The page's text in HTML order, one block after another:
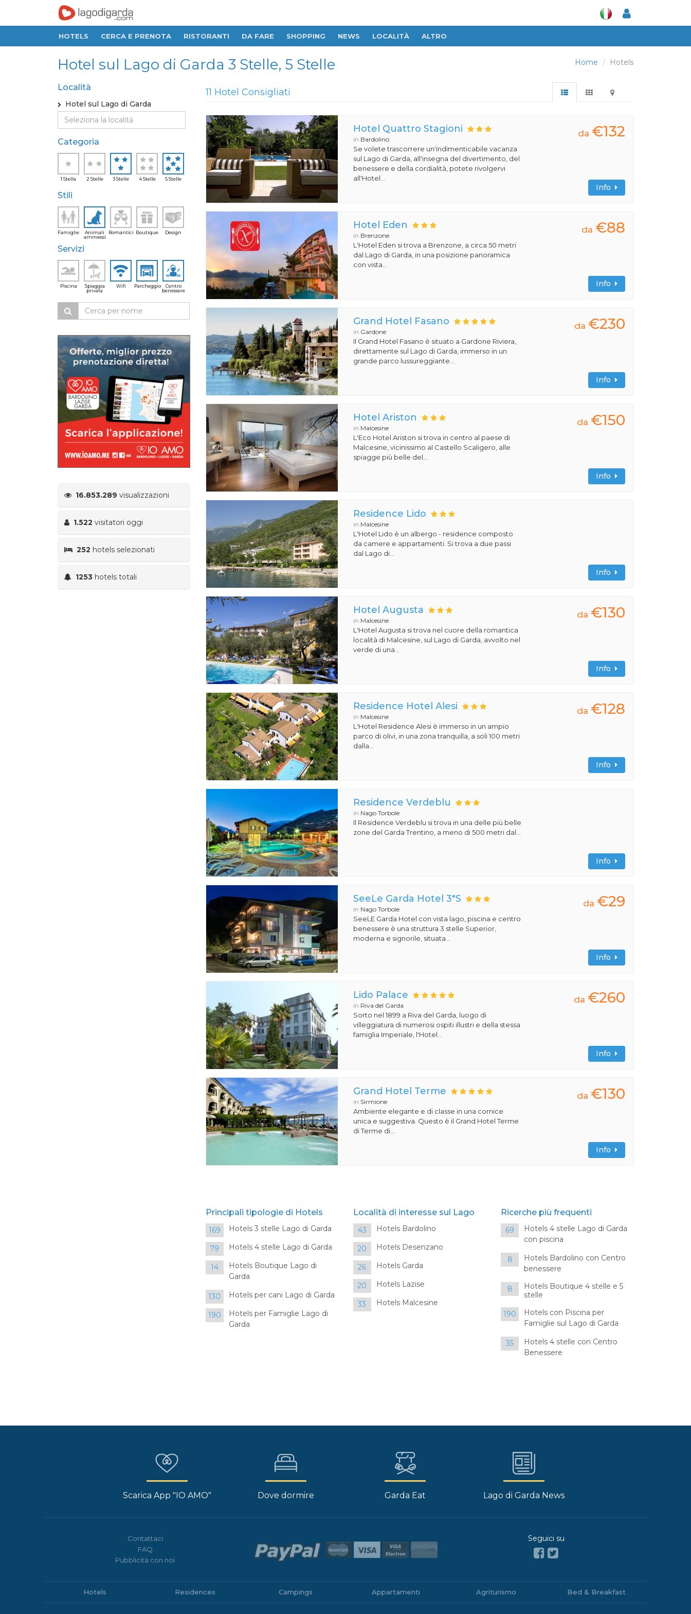
HOTELS CERCA E PRENOTA RISTORANTI DA FARE SHOPPING NEWS LOCALITÀ ALTRO
Home Hotels
Hotel sul Lago di Garda 3 Stelle, 5 Stelle
Località
Hotel sul Lago di Garda
Categoria
1 Stella 2 Stelle 3 Stelle 4 Stelle 5 Stelle
Stili
Famiglie
Animali
ammessi
Romantici Boutique Design
Servizi
Piscina
Spiaggia
privata
Wifi Parcheggio
Centro
benessere
16.853.289 visualizzazioni
1.522 visitatori oggi
252 hotels selezionati
1253 hotels totali
11 Hotel Consigliati
Hotel Quattro Stagioni
in Bardolino
Se volete trascorrere un'indimenticabile vacanza
sul Lago di Garda, all'insegna del divertimento, del
benessere e della cordialità, potete rivolgervi
all'Hotel...
da €132
Info
Hotel Eden
in Brenzone
L'Hotel Eden si trova a Brenzone, a circa 50 metri
dal Lago di Garda, in una posizione panoramica
con vista...
da €88
Info
Grand Hotel Fasano
in Gardone
Il Grand Hotel Fasano è situato a Gardone Riviera,
direttamente sul Lago di Garda, immerso in un
grande parco lussureggiante...
da €230
Info
Hotel Ariston
in Malcesine
L'Eco Hotel Ariston si trova in centro al paese di
Malcesine, vicinissimo al Castello Scaligero, alle
spiagge più belle del...
da €150
Info
Residence Lido
in Malcesine
L'Hotel Lido è un albergo - residence composto
da camere e appartamenti. Si trova a due passi
dal Lago di...
Info
Hotel Augusta
in Malcesine
L'Hotel Augusta si trova nel cuore della romantica
località di Malcesine, sul Lago di Garda, avvolto nel
verde di una...
da €130
Info
Residence Hotel Alesi
in Malcesine
L'Hotel Residence Alesi è immerso in un ampio
parco di olivi, in una zona tranquilla, a soli 100 metri
dalla...
da €128
Info
Residence Verdeblu
in Nago Torbole
Il Residence Verdeblu si trova in una delle più belle
zone del Garda Trentino, a meno di 500 metri dal...
Info
SeeLe Garda Hotel 3*S
in Nago Torbole
SeeLE Garda Hotel con vista lago, piscina e centro
benessere è una struttura 3 stelle Superior,
moderna e signorile, situata...
da €29
Info
Lido Palace
in Riva del Garda
Sorto nel 1899 a Riva del Garda, luogo di
villeggiatura di numerosi ospiti illustri e della stessa
famiglia Imperiale, l'Hotel...
da €260
Info
Grand Hotel Terme
in Sirmione
Ambiente elegante e di classe in una cornice
unica e suggestiva. Questo è il Grand Hotel Terme
di Terme di...
da €130
Info
Principali tipologie di Hotels
169 Hotels 3 stelle Lago di Garda
79 Hotels 4 stelle Lago di Garda
14
Hotels Boutique Lago di
Garda
130 Hotels per cani Lago di Garda
190
Hotels per Famiglie Lago di
Garda
Località di interesse sul Lago
43 Hotels Bardolino
20 Hotels Desenzano
26 Hotels Garda
20 Hotels Lazise
33 Hotels Malcesine
Ricerche più frequenti
69
Hotels 4 stelle Lago di Garda
con piscina
8
Hotels Bardolino con Centro
benessere
8
Hotels Boutique 4 stelle e 5
stelle
190
Hotels con Piscina per
Famiglie sul Lago di Garda
35
Hotels 4 stelle con Centro
Benessere
Scarica App "IO AMO" Dove dormire Garda Eat Lago di Garda News
Contattaci
FAQ
Pubblicità con noi
Seguici su
Hotels Residences Campings Appartamenti Agriturismo Bed & Breakfast